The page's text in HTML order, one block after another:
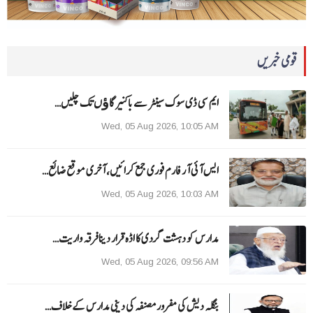
قومی خبریں
ایم سی ڈی سوک سینٹر سے باکنیر گاﺅں تک چلیں…
Wed, 05 Aug 2026, 10:05 AM
ایس آئی آر فارم فوری جمع کرائیں، آخری موقع ضائع…
Wed, 05 Aug 2026, 10:03 AM
مدارس کو دہشت گردی کا اڈہ قرار دینا فرقہ واریت…
Wed, 05 Aug 2026, 09:56 AM
بنگلہ دیش کی مفرور مصنفہ کی دینی مدارس کے خلاف…